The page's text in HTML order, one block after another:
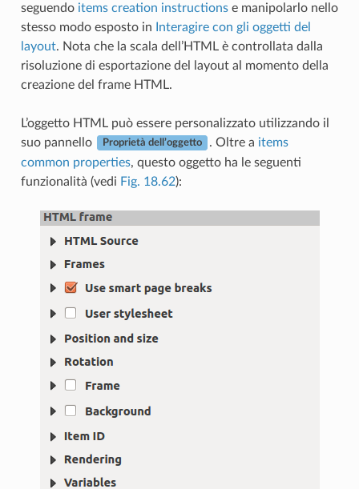
seguendo items creation instructionse manipolarlo nello
stesso modo esposto in
Interagire con gli oggetti del
layout. Nota che la scala dell’HTML è controllata dalla
risoluzione di esportazione del layout al momento della
creazione del frame HTML.
L’oggetto HTML può essere personalizzato utilizzando il
suo pannello
Proprietà dell’oggetto . Oltre a items
common properties, questo oggetto ha le seguenti
funzionalità (vedi Fig. 18.62):